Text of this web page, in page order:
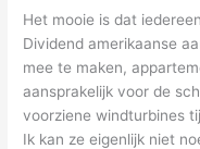
Het mooie is dat
Dividend amerikaanse
mee te maken,
aansprakelijk voor de
voorziene windturbines
Ik kan ze eigenlijk niet